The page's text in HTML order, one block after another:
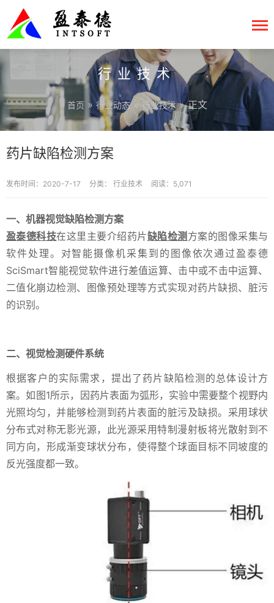
行业技术
首页 »行业动态» 行业技术» 正文
药片缺陷检测方案
发布时间：2020-7-17 分类： 行业技术 阅读：5,071
一、机器视觉缺陷检测方案
盈泰德科技在这里主要介绍药片缺陷检测 方案的图像采集与
软件处理。对智能摄像机采集到的图像依次通过盈泰德
SciSmart智能视觉软件进行差值运算、击中或不击中运算、
二值化崩边检测、图像预处理等方式实现对药片缺损、脏污
的识别。
二、视觉检测硬件系统
根据客户的实际需求，提出了药片缺陷检测的总体设计方
案。如图1所示，因药片表面为弧形，实验中需要整个视野内
光照均匀，并能够检测到药片表面的脏污及缺损。采用球状
分布式对称无影光源，此光源采用特制漫射板将光散射到不
同方向，形成渐变球状分布，使得整个球面目标不同坡度的
反光强度都一致。